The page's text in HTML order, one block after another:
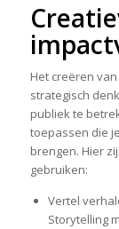
Het creëren
strategisch
publiek te
toepassen die
brengen. Hier
gebruiken:
Vertel
Storytelling